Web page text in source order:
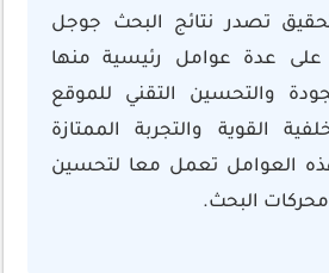
تصدر نتائج البحث جوجل
على عدة عوامل رئيسية منها
والتحسين التقني للموقع
القوية والتجربة الممتازة
العوامل تعمل معا لتحسين
البحث.